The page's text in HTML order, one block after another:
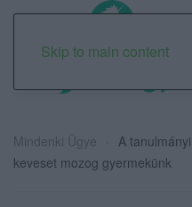
Skip to main content
Mindenki Ügye
A
keveset mozog gyermekünk